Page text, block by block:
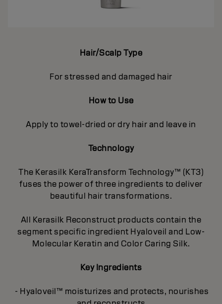
Hair/Scalp Type
For stressed and damaged hair
How to Use
Apply to towel-dried or dry hair and leave in
Technology
The Kerasilk KeraTransform Technology™ (KT3)
fuses the power of three ingredients to deliver
beautiful hair transformations.
All Kerasilk Reconstruct products contain the
segment specific ingredient Hyaloveil and Low-
Molecular Keratin and Color Caring Silk.
Key Ingredients
- Hyaloveil™ moisturizes and protects, nourishes